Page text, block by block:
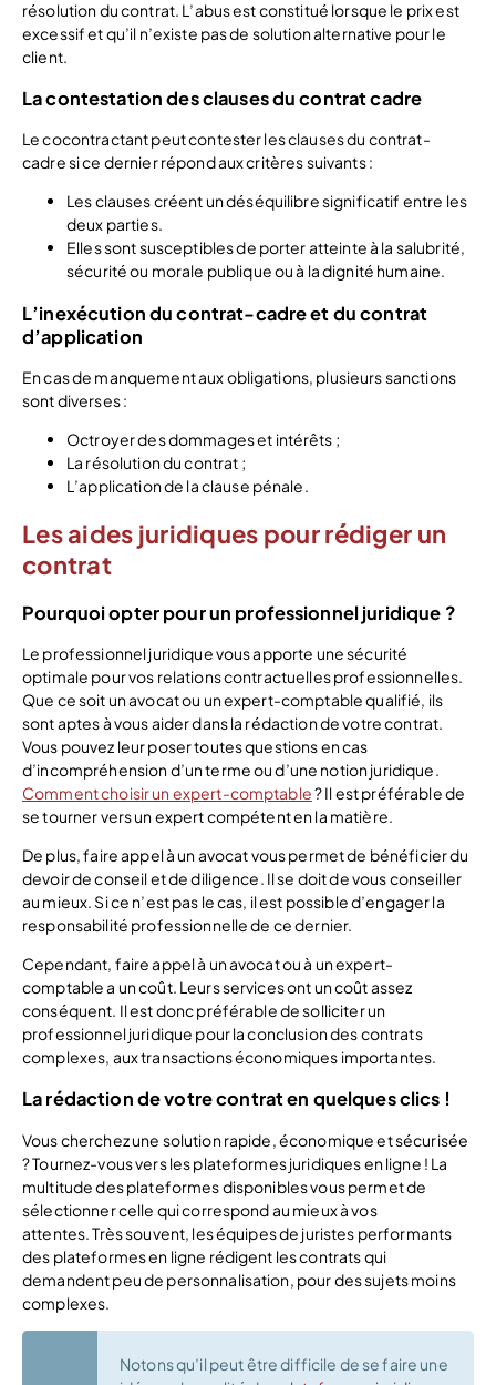
résolution du contrat. L’abus est constitué lorsque le prix est
excessif et qu’il n’existe pas de solution alternative pour le
client.
La contestation des clauses du contrat cadre
Le cocontractant peut contester les clauses du contrat-
cadre si ce dernier répond aux critères suivants :
Les clauses créent un déséquilibre significatif entre les
deux parties.
Elles sont susceptibles de porter atteinte à la salubrité,
sécurité ou morale publique ou à la dignité humaine.
L’inexécution du contrat-cadre et du contrat
d’application
En cas de manquement aux obligations, plusieurs sanctions
sont diverses :
Octroyer des dommages et intérêts ;
La résolution du contrat ;
L’application de la clause pénale.
Les aides juridiques pour rédiger un
contrat
Pourquoi opter pour un professionnel juridique ?
Le professionnel juridique vous apporte une sécurité
optimale pour vos relations contractuelles professionnelles.
Que ce soit un avocat ou un expert-comptable qualifié, ils
sont aptes à vous aider dans la rédaction de votre contrat.
Vous pouvez leur poser toutes questions en cas
d’incompréhension d’un terme ou d’une notion juridique.
Comment choisir un expert-comptable? Il est préférable de
se tourner vers un expert compétent en la matière.
De plus, faire appel à un avocat vous permet de bénéficier du
devoir de conseil et de diligence. Il se doit de vous conseiller
au mieux. Si ce n’est pas le cas, il est possible d’engager la
responsabilité professionnelle de ce dernier.
Cependant, faire appel à un avocat ou à un expert-
comptable a un coût. Leurs services ont un coût assez
conséquent. Il est donc préférable de solliciter un
professionnel juridique pour la conclusion des contrats
complexes, aux transactions économiques importantes.
La rédaction de votre contrat en quelques clics !
Vous cherchez une solution rapide, économique et sécurisée
? Tournez-vous vers les plateformes juridiques en ligne ! La
multitude des plateformes disponibles vous permet de
sélectionner celle qui correspond au mieux à vos
attentes. Très souvent, les équipes de juristes performants
des plateformes en ligne rédigent les contrats qui
demandent peu de personnalisation, pour des sujets moins
complexes.
Notons qu’il peut être difficile de se faire une